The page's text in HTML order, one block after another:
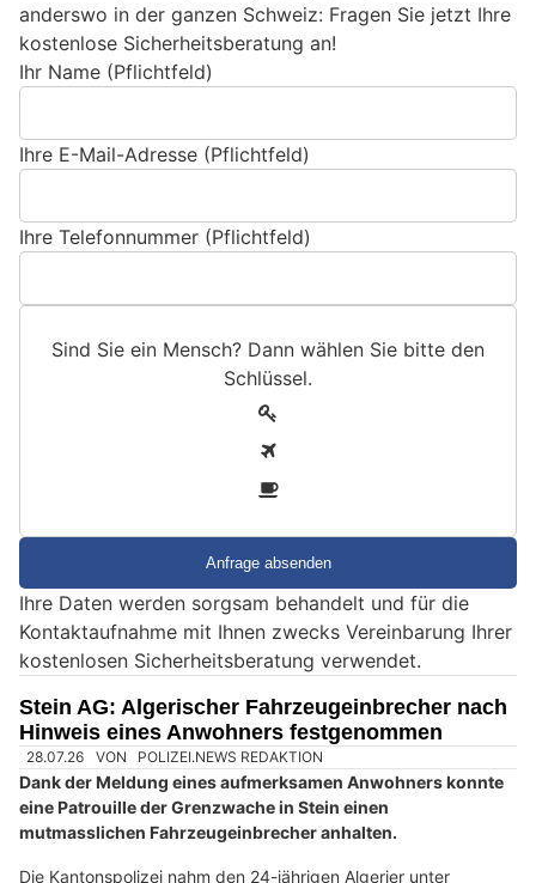
anderswo in der ganzen Schweiz: Fragen Sie jetzt Ihre
kostenlose Sicherheitsberatung an!
Ihr Name (Pflichtfeld)
Ihre E-Mail-Adresse (Pflichtfeld)
Ihre Telefonnummer (Pflichtfeld)
Sind Sie ein Mensch? Dann wählen Sie bitte den
Schlüssel.
e
i
n
e
n
s
c
h
Ihre Daten werden sorgsam behandelt und für die
Kontaktaufnahme mit Ihnen zwecks Vereinbarung Ihrer
kostenlosen Sicherheitsberatung verwendet.
Stein AG: Algerischer Fahrzeugeinbrecher nach
Hinweis eines Anwohners festgenommen